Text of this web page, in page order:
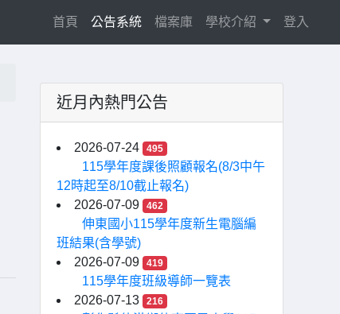
首頁 (current)
公告系統 檔案庫 學校介紹 登入
近月內熱門公告
2026-07-24 495
115學年度課後照顧報名(8/3中午
12時起至8/10截止報名)
2026-07-09
462
伸東國小115學年度新生電腦編
班結果(含學號)
2026-07-09
419
115學年度班級導師一覽表
2026-07-13
216